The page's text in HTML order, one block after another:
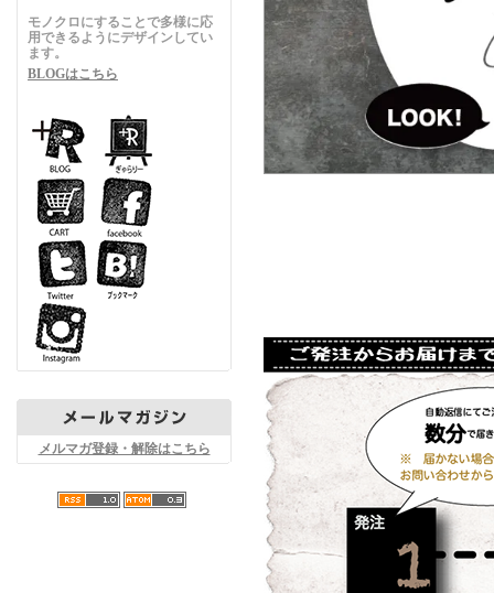
モノクロにすることで多様に応
用できるようにデザインしてい
ます。
BLOGはこちら
メルマガ登録・解除はこちら